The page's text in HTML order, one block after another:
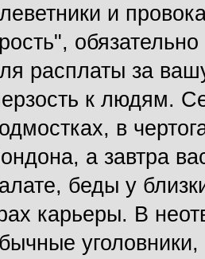
и
расплаты за
к людям.
в
а завтра
беды у
карьеры. В